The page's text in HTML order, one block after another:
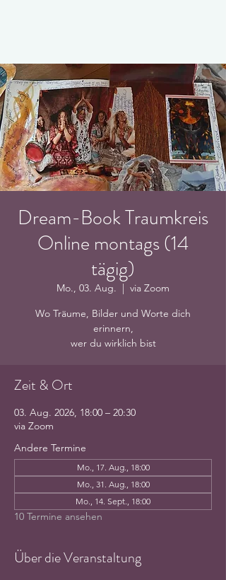
Dream-Book Traumkreis
Online montags (14
tägig)
Mo., 03. Aug.
  |
via Zoom
Wo Träume, Bilder und Worte dich
erinnern,
wer du wirklich bist
Zeit & Ort
03. Aug. 2026, 18:00 – 20:30
via Zoom
Andere Termine
Mo., 17. Aug., 18:00
Mo., 31. Aug., 18:00
Mo., 14. Sept., 18:00
10 Termine ansehen
Über die Veranstaltung